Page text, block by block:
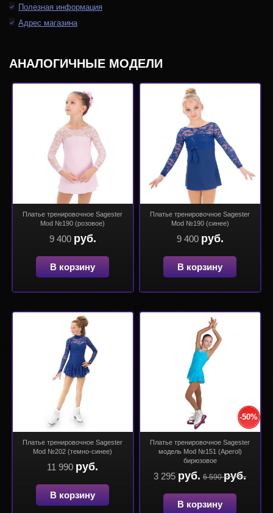
Полезная информация
Адрес магазина
АНАЛОГИЧНЫЕ МОДЕЛИ
Платье тренировочное Sagester
Mod №190 (розовое)
9 400 руб.
В корзину
Платье тренировочное Sagester
Mod №190 (синее)
9 400 руб.
В корзину
Платье тренировочное Sagester
Mod №202 (темно-синее)
11 990 руб.
В корзину
-50%
Платье тренировочное Sagester
модель Mod №151 (Aperol)
бирюзовое
3 295 руб. 6 590руб.
В корзину